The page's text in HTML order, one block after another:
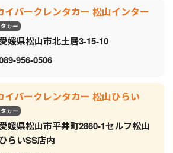
イパークレンタカー 松山インター
カー
愛媛県松山市北土居3-15-10
956-0506
イパークレンタカー 松山ひらい
カー
愛媛県松山市平井町2860-1セルフ松山
ひらいSS店内